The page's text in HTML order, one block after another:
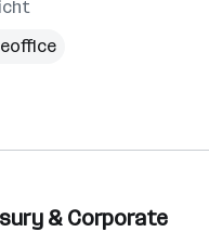
& Corporate